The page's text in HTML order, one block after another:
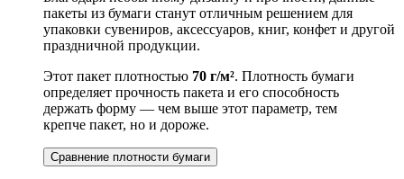
пакеты из бумаги станут отличным решением для
упаковки сувениров, аксессуаров, книг, конфет и другой
праздничной продукции.
Этот пакет плотностью 70 г/м². Плотность бумаги
определяет прочность пакета и его способность
держать форму — чем выше этот параметр, тем
крепче пакет, но и дороже.
Сравнение плотности бумаги